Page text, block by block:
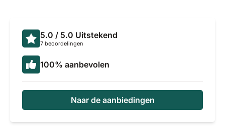
5.0 / 5.0 Uitstekend
7 beoordelingen
100% aanbevolen
Naar de aanbiedingen